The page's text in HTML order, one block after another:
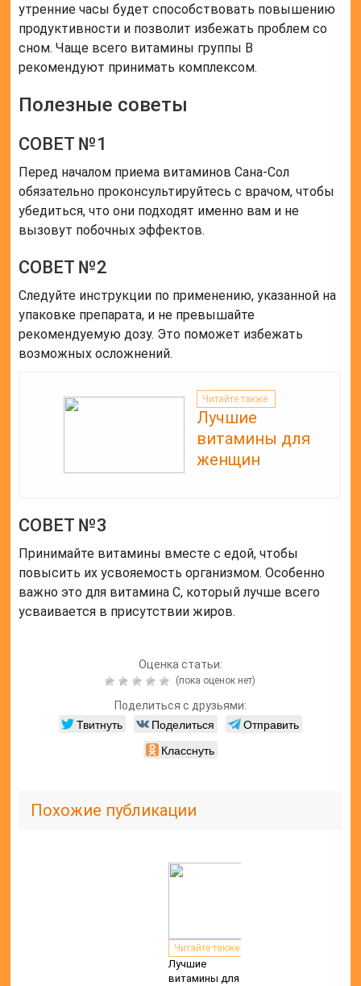
утренние часы будет способствовать повышению
продуктивности и позволит избежать проблем со
сном. Чаще всего витамины группы В
рекомендуют принимать комплексом.
Полезные советы
СОВЕТ №1
Перед началом приема витаминов Сана-Сол
обязательно проконсультируйтесь с врачом, чтобы
убедиться, что они подходят именно вам и не
вызовут побочных эффектов.
СОВЕТ №2
Следуйте инструкции по применению, указанной на
упаковке препарата, и не превышайте
рекомендуемую дозу. Это поможет избежать
возможных осложнений.
Читайте также:
Лучшие
витамины для
женщин
СОВЕТ №3
Принимайте витамины вместе с едой, чтобы
повысить их усвояемость организмом. Особенно
важно это для витамина С, который лучше всего
усваивается в присутствии жиров.
Оценка статьи:
(пока оценок нет)
Поделиться с друзьями:
Твитнуть Поделиться
Отправить
Класснуть
Похожие публикации
Читайте также:
Лучшие
витамины для